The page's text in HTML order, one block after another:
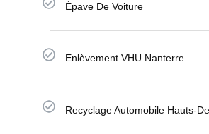
Épave De Voiture
Enlèvement VHU Nanterre
Recyclage Automobile Hauts-